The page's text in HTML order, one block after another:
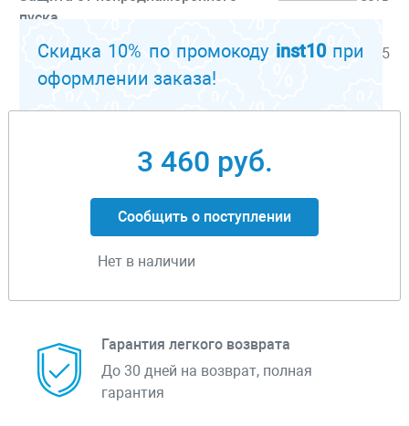
пуска
Габариты, мм 360х130х105
Перейти к описанию
Скидка 10% по промокоду inst10при
оформлении заказа!
3 460 руб.
Сообщить о поступлении
Нет в наличии
Гарантия легкого возврата
До 30 дней на возврат, полная
гарантия